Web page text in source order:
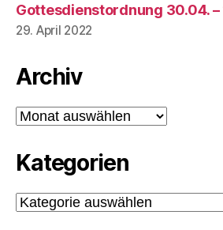
Gottesdienstordnung 30.04.
29. April 2022
Archiv
Archiv
Kategorien
Kategorien